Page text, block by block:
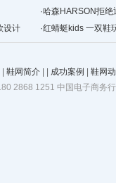
·哈森HARSON拒绝
设计 ·红蜻蜓kids 一双鞋
鞋网简介 成功案例
鞋网
2868 1251 中国电子商务